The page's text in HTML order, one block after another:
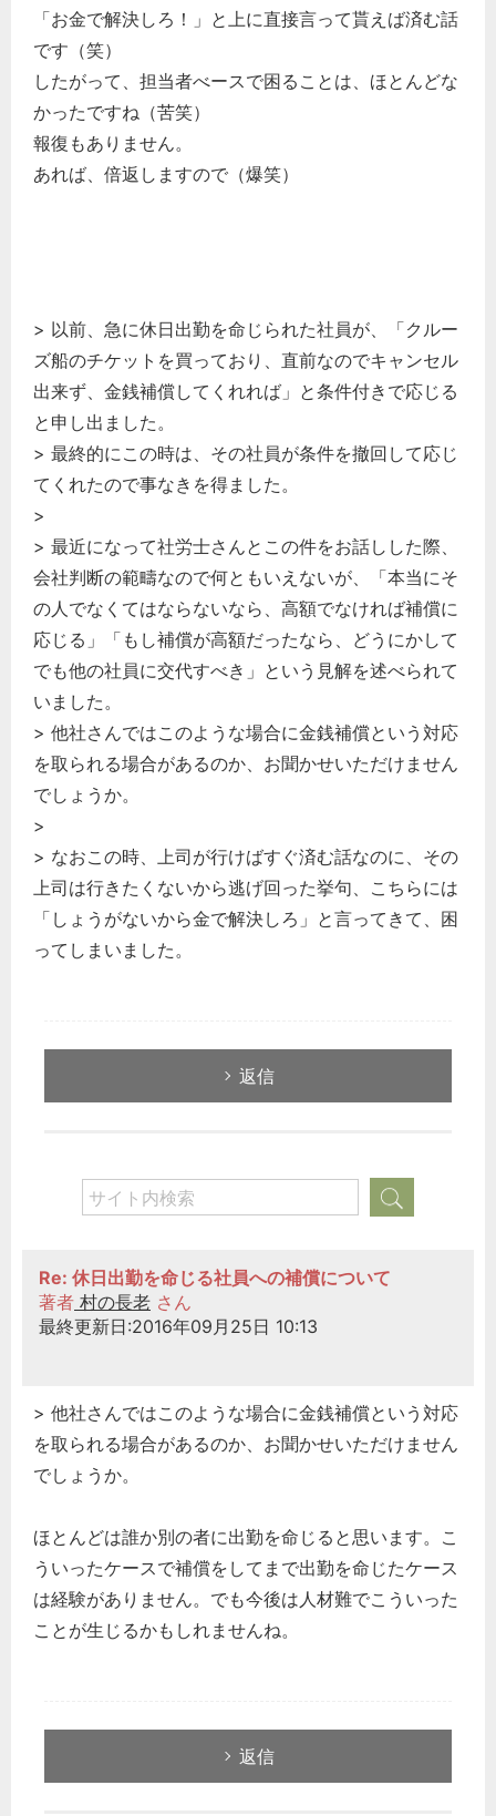
「お金で解決しろ！」と上に直接言って貰えば済む話
です（笑）
したがって、担当者べースで困ることは、ほとんどな
かったですね（苦笑）
報復もありません。
あれば、倍返しますので（爆笑）
> 以前、急に休日出勤を命じられた社員が、「クルー
ズ船のチケットを買っており、直前なのでキャンセル
出来ず、金銭補償してくれれば」と条件付きで応じる
と申し出ました。
> 最終的にこの時は、その社員が条件を撤回して応じ
てくれたので事なきを得ました。
>
> 最近になって社労士さんとこの件をお話しした際、
会社判断の範疇なので何ともいえないが、「本当にそ
の人でなくてはならないなら、高額でなければ補償に
応じる」「もし補償が高額だったなら、どうにかして
でも他の社員に交代すべき」という見解を述べられて
いました。
> 他社さんではこのような場合に金銭補償という対応
を取られる場合があるのか、お聞かせいただけません
でしょうか。
>
> なおこの時、上司が行けばすぐ済む話なのに、その
上司は行きたくないから逃げ回った挙句、こちらには
「しょうがないから金で解決しろ」と言ってきて、困
ってしまいました。
返信
Re: 休日出勤を命じる社員への補償について
著者 村の長老 さん
最終更新日:2016年09月25日 10:13
> 他社さんではこのような場合に金銭補償という対応
を取られる場合があるのか、お聞かせいただけません
でしょうか。
ほとんどは誰か別の者に出勤を命じると思います。こ
ういったケースで補償をしてまで出勤を命じたケース
は経験がありません。でも今後は人材難でこういった
ことが生じるかもしれませんね。
返信